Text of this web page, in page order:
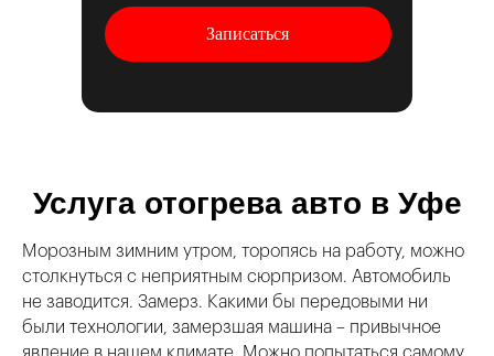
Записаться
Услуга отогрева авто в Уфе
Морозным зимним утром, торопясь на работу, можно
столкнуться с неприятным сюрпризом. Автомобиль
не заводится. Замерз. Какими бы передовыми ни
были технологии, замерзшая машина – привычное